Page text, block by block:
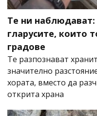
Те ни наблюдават:
гларусите, които
градове
Те разпознават
значително
хората, вместо да
открита храна